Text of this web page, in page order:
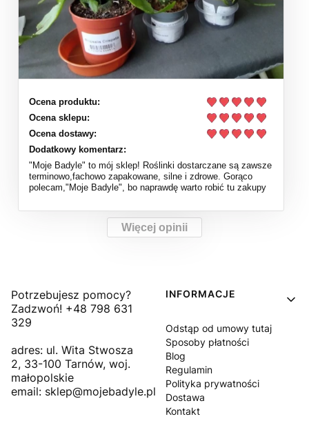
Ocena produktu:
Ocena sklepu:
Ocena dostawy:
Dodatkowy komentarz:
"Moje Badyle" to mój sklep! Roślinki dostarczane są zawsze
terminowo,fachowo zapakowane, silne i zdrowe. Gorąco
polecam,"Moje Badyle", bo naprawdę warto robić tu zakupy
Więcej opinii
Potrzebujesz pomocy?
Zadzwoń! +48 798 631
329
adres: ul. Wita Stwosza
2, 33-100 Tarnów, woj.
małopolskie
email: sklep@mojebadyle.pl
Linki w stopce
INFORMACJE
Odstąp od umowy tutaj
Sposoby płatności
Blog
Regulamin
Polityka prywatności
Dostawa
Kontakt